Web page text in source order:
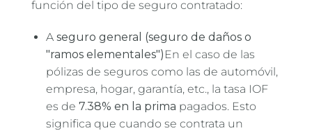
función del tipo de seguro contratado:
A seguro general (seguro de daños o
"ramos elementales") En el caso de las
pólizas de seguros como las de automóvil,
empresa, hogar, garantía, etc., la tasa IOF
es de 7.38% en la prima pagados. Esto
significa que cuando se contrata un